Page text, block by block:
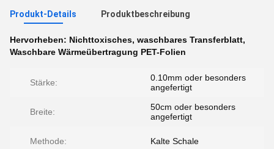
Produkt-Details Produktbeschreibung
Hervorheben: Nichttoxisches, waschbares Transferblatt,
Waschbare Wärmeübertragung PET-Folien
Stärke:
0.10mm oder besonders
angefertigt
Breite:
50cm oder besonders
angefertigt
Methode: Kalte Schale